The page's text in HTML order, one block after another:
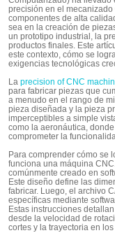
precisión en el
componentes de alta
sea en la creación de
un prototipo industrial, la
productos finales. Este
este contexto, cómo se
exigencias tecnológicas
La precision of CNC
para fabricar piezas que
a menudo en el rango de
pieza diseñada y la pieza
imperceptibles a simple
como la aeronáutica,
comprometer la
Para comprender cómo se
funciona una máquina
comúnmente creado en
Este diseño define las
fabricar. Luego, el archivo
específicas mediante
Estas instrucciones
desde la velocidad de
cortes y la trayectoria en los